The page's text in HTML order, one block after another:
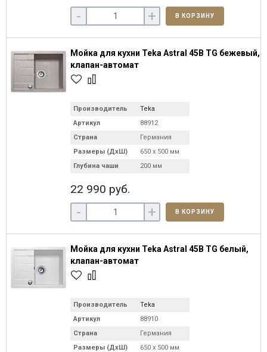
- + В КОРЗИНУ
Мойка для кухни Teka Astral 45B TG бежевый,
клапан-автомат
Производитель
Teka
Артикул
88912
Страна
Германия
Размеры (ДхШ)
650 х 500 мм
Глубина чаши
200 мм
22 990 руб.
- + В КОРЗИНУ
Мойка для кухни Teka Astral 45B TG белый,
клапан-автомат
Производитель
Teka
Артикул
88910
Страна
Германия
Размеры (ДхШ)
650 х 500 мм